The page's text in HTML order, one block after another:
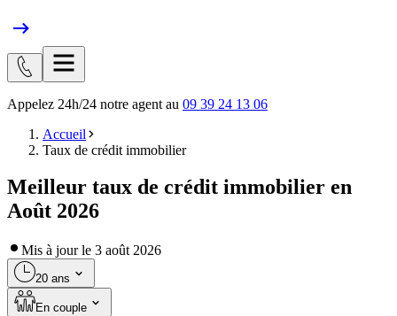
Appelez 24h/24 notre agent au 09 39 24 13 06
Accueil
Taux de crédit immobilier
Meilleur taux de crédit immobilier en
Août 2026
Mis à jour le 3 août 2026
20 ans
En couple